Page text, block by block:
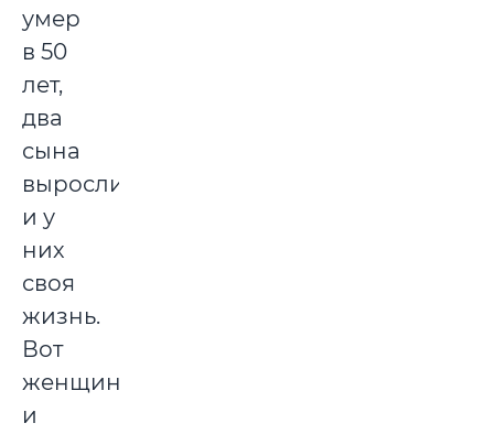
умер
в 50
лет,
два
сына
выросли
и у
них
своя
жизнь.
Вот
женщина
и